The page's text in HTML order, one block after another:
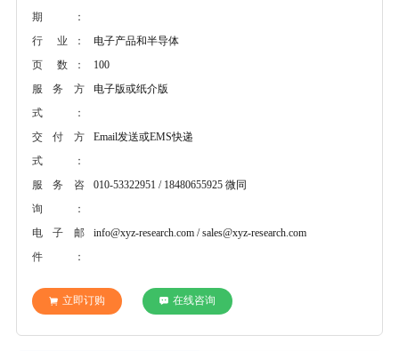
期：
行 业：
电子产品和半导体
页 数：
100
服务方
式：
电子版或纸介版
交付方
式：
Email发送或EMS快递
服务咨
询：
010-53322951 / 18480655925 微同
电子邮
件：
info@xyz-research.com / sales@xyz-research.com
立即订购 在线咨询